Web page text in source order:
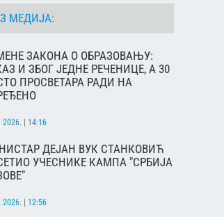
МЕДИЈА:
ЗАКОНА О ОБРАЗОВАЊУ:
И ЗБОГ ЈЕДНЕ РЕЧЕНИЦЕ, А 30
ПРОСВЕТАРА РАДИ НА
2026. | 14:16
ДЕЈАН ВУК СТАНКОВИЋ
УЧЕСНИКЕ КАМПА "СРБИЈА
2026. | 12:56